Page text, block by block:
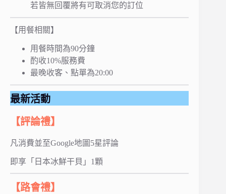
若皆無回覆將有可取消您的訂位
【用餐相關】
用餐時間為90分鐘
酌收10%服務費
最晚收客、點單為20:00
最新活動
【評論禮】
凡消費並至Google地圖5星評論
即享「日本冰鮮干貝」1顆
【路會禮】